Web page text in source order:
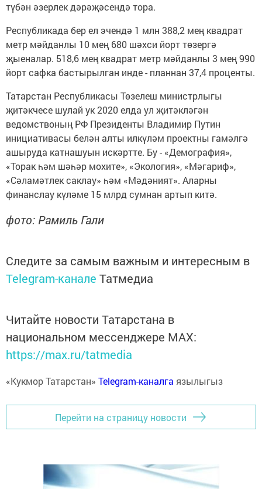
түбән әзерлек дәрәҗәсендә тора.
Республикада бер ел эчендә 1 млн 388,2 мең квадрат
метр мәйданлы 10 мең 680 шәхси йорт төзергә
җыеналар. 518,6 мең квадрат метр мәйданлы 3 мең 990
йорт сафка бастырылган инде - планнан 37,4 проценты.
Татарстан Республикасы Төзелеш министрлыгы
җитәкчесе шулай ук 2020 елда ул җитәкләгән
ведомствоның РФ Президенты Владимир Путин
инициативасы белән алты илкүләм проектны гамәлгә
ашыруда катнашуын искәртте. Бу - «Демография»,
«Торак һәм шәһәр мохите», «Экология», «Мәгариф»,
«Сәламәтлек саклау» һәм «Мәдәният». Аларны
финанслау күләме 15 млрд сумнан артып китә.
фото: Рамиль Гали
Следите за самым важным и интересным в
Telegram-канале Татмедиа
Читайте новости Татарстана в
национальном мессенджере MАХ:
https://max.ru/tatmedia
«Кукмор Татарстан» Telegram-каналга язылыгыз
Перейти на страницу новости